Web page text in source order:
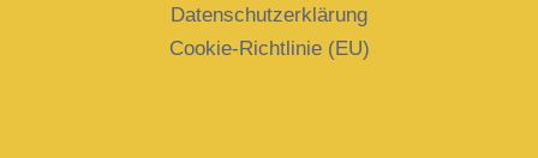
Datenschutzerklärung
Cookie-Richtlinie (EU)